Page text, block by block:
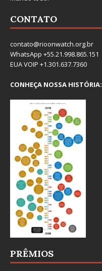
CONTATO
contato@rioonwatch.org.br
WhatsApp +55.21.998.865.151
EUA VOIP +1.301.637.7360
CONHEÇA NOSSA HISTÓRIA:
PRÊMIOS